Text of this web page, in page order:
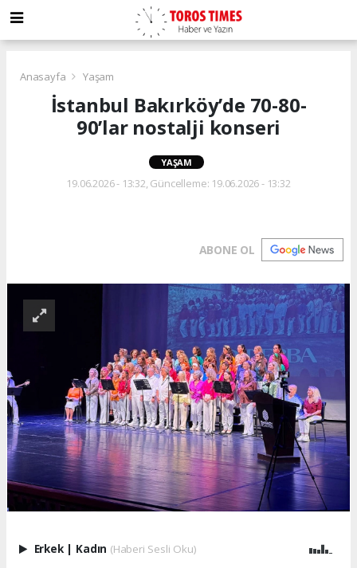
Anasayfa Yaşam
İstanbul Bakırköy’de 70-80-
90’lar nostalji konseri
YAŞAM
19.06.2026 - 13:32, Güncelleme: 19.06.2026 - 13:32
ABONE OL
Erkek Kadın (Haberi Sesli Oku)